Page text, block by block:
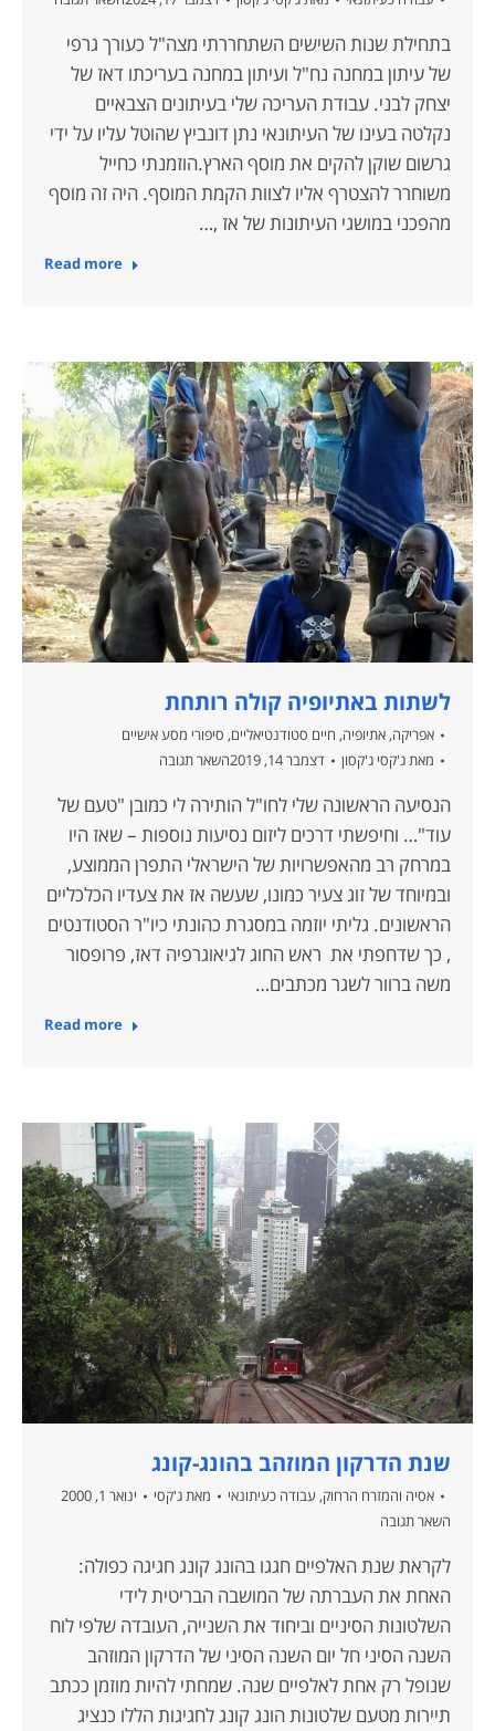
בתחילת שנות השישים השתחררתי מצה"ל כעורך גרפי
של עיתון במחנה נח"ל ועיתון במחנה בעריכתו דאז של
יצחק לבני. עבודת העריכה שלי בעיתונים הצבאיים
נקלטה בעינו של העיתונאי נתן דונביץ שהוטל עליו על ידי
גרשום שוקן להקים את מוסף הארץ.הוזמנתי כחייל
משוחרר להצטרף אליו לצוות הקמת המוסף. היה זה מוסף
מהפכני במושגי העיתונות של אז ,…
Read more
לשתות באתיופיה קולה רותחת
אפריקה, אתיופיה, חיים סטודנטיאליים, סיפורי מסע אישיים
מאתג'קסי ג'קסון דצמבר 14, 2019 השאר תגובה
הנסיעה הראשונה שלי לחו"ל הותירה לי כמובן "טעם של
עוד"… וחיפשתי דרכים ליזום נסיעות נוספות – שאז היו
במרחק רב מהאפשרויות של הישראלי התפרן הממוצע,
ובמיוחד של זוג צעיר כמונו, שעשה אז את צעדיו הכלכליים
הראשונים. גליתי יוזמה במסגרת כהונתי כיו"ר הסטודנטים
, כך שדחפתי את ראש החוג לגיאוגרפיה דאז, פרופסור
משה ברוור לשגר מכתבים…
Read more
שנת הדרקון המוזהב בהונג-קונג
אסיה והמזרח הרחוק, עבודה כעיתונאי מאתג'קסי
ינואר 1, 2000
השאר תגובה
לקראת שנת האלפיים חגגו בהונג קונג חגיגה כפולה:
האחת את העברתה של המושבה הבריטית לידי
השלטונות הסיניים וביחוד את השנייה, העובדה שלפי לוח
השנה הסיני חל יום השנה הסיני של הדרקון המוזהב
שנופל רק אחת לאלפיים שנה. שמחתי להיות מוזמן ככתב
תיירות מטעם שלטונות הונג קונג לחגיגות הללו כנציג